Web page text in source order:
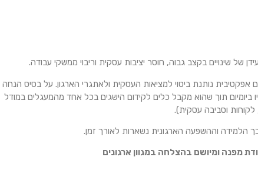
של שינויים בקצב גבוה, חוסר יציבות עסקית וריבוי ממשקי עבודה.
נותנת ביטוי למציאות העסקית ולאתגרי הארגון. על בסיס הנחה
תוך שהוא מקבל כלים לקידום הישגים בכל אחד מהמעגלים במודל
לקוחות וסביבה עסקית).
הלמידה וההשפעה הארגונית נשארות לאורך זמן.
מפנה ומיושם בהצלחה במגוון ארגונים